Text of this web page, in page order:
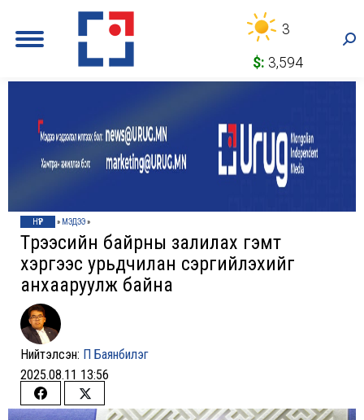
3
$: 3,594
НҮҮР » МЭДЭЭ»
Түрээсийн байрны залилах гэмт
хэргээс урьдчилан сэргийлэхийг
анхааруулж байна
Нийтэлсэн: П Баянбилэг
2025.08.11 13:56
Share
Share